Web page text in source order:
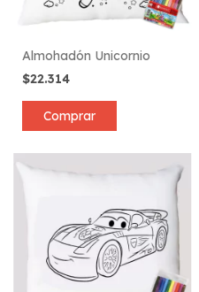
Almohadón Unicornio
$22.314
Comprar